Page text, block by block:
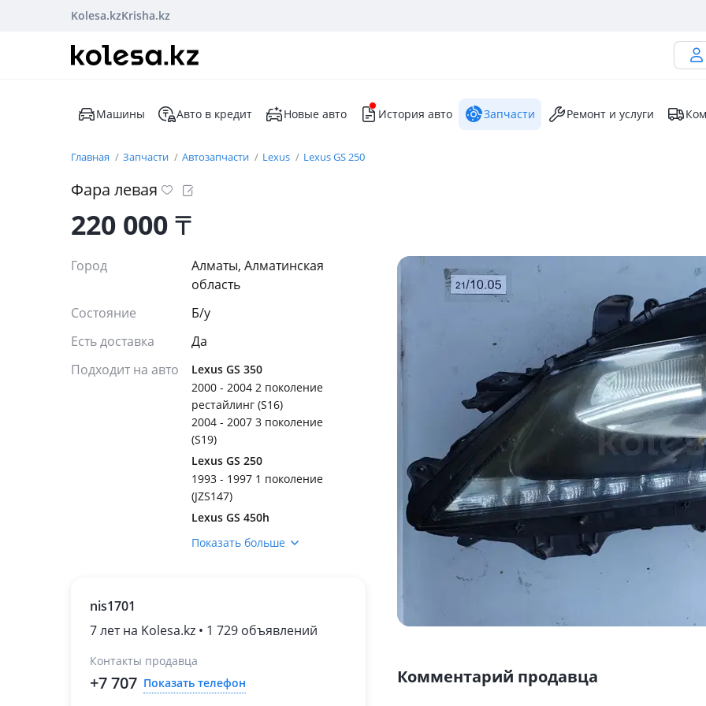
Kolesa.kzKrisha.kz
Машины Авто в кредит Новые авто История авто Запчасти Ремонт и услуги
Главная Запчасти Автозапчасти Lexus Lexus GS 250
Фара левая
220 000₸
Город
Алматы, Алматинская
область
Состояние
Б/y
Есть доставка
Да
Подходит на авто
Lexus GS 350
2000 - 2004 2 поколение
рестайлинг (S16)
2004 - 2007 3 поколение
(S19)
Lexus GS 250
1993 - 1997 1 поколение
(JZS147)
Lexus GS 450h
2000 - 2004 2 поколение
Показать больше
nis1701
7 лет на Kolesa.kz • 1 729 объявлений
Контакты продавца
+7 707 Показать телефон Комментарий продавца